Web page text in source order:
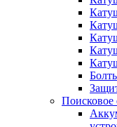
Поисковое